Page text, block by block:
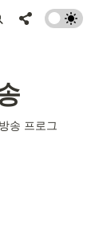
송 프로그